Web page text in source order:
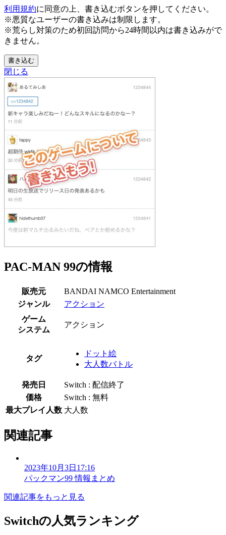
利用規約に同意の上、書き込むボタンを押してください。
※悪質なユーザーの書き込みは制限します。
※荒らし対策のため初回訪問から24時間以内は書き込みがで
きません。
書き込む
閉じる
PAC-MAN 99の情報
販売元
BANDAI NAMCO Entertainment
ジャンル
アクション
ゲーム
システム
アクション
タグ
ドット絵
大人数バトル
発売日
Switch : 配信終了
価格
Switch : 無料
最大プレイ人数 大人数
関連記事
2023年10月3日17:16
パックマン99 情報まとめ
関連記事をもっと見る
Switchの人気ランキング